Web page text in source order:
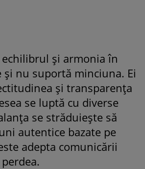
echilibrul și armonia în
nu suportă minciuna. Ei
și transparența
se luptă cu diverse
se străduiește să
autentice bazate pe
adepta comunicării